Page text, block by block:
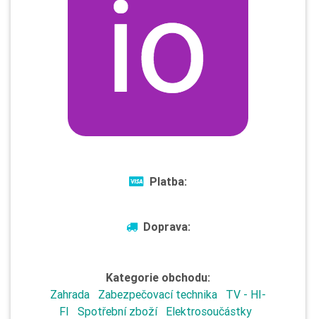
Platba:
Doprava:
Kategorie obchodu:
Zahrada
Zabezpečovací technika
TV - HI-
FI
Spotřební zboží
Elektrosoučástky